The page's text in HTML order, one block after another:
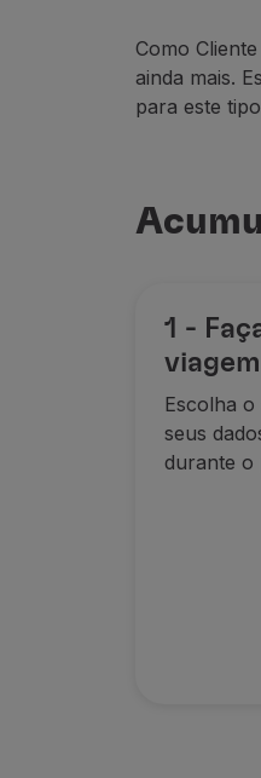
Parceiros
Club TAP
Central de
Contactos
Bagagem
Voo
Como
ainda mais.
para este
1 -
viagem
Escolha
seus
durante o